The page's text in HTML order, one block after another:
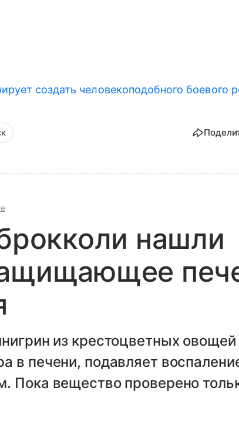
создать человекоподобного боевого
нашли
из крестоцветных овощей
в печени, подавляет
Пока вещество проверено